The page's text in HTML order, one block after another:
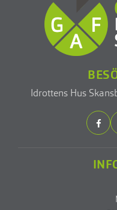
Idrottens Hus